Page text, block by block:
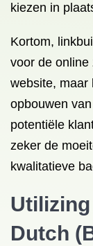
kiezen in
Kortom,
voor de online
website, maar
opbouwen
potentiële
zeker de
kwalitatieve
Dutch